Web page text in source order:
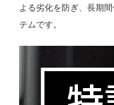
よる劣化を防ぎ、長期
テムです。